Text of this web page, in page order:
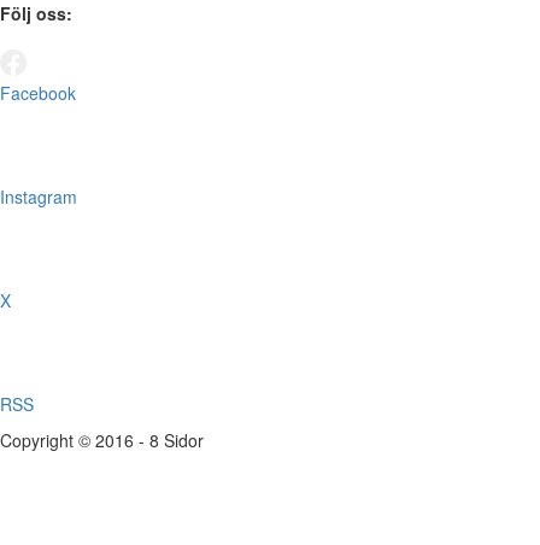
Följ oss:
Facebook
Instagram
X
RSS
Copyright © 2016 - 8 Sidor